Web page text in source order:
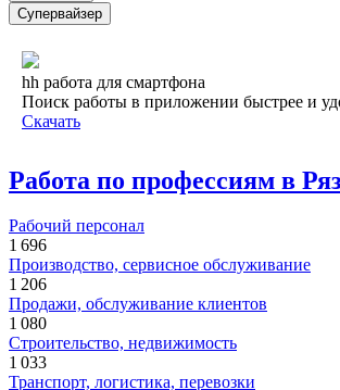
Супервайзер
hh работа для смартфона
Поиск работы в приложении быстрее и
Скачать
Работа по профессиям в
Рабочий персонал
1 696
Производство, сервисное обслуживание
1 206
Продажи, обслуживание клиентов
1 080
Строительство, недвижимость
1 033
Транспорт, логистика, перевозки